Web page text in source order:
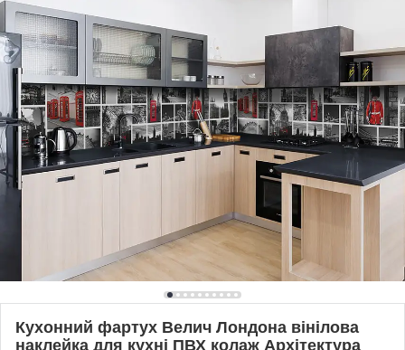
Кухонний фартух Велич Лондона вінілова
наклейка для кухні ПВХ колаж Архітектура